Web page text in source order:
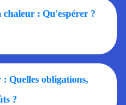
chaleur : Qu'espérer ?
Quelles obligations,
?